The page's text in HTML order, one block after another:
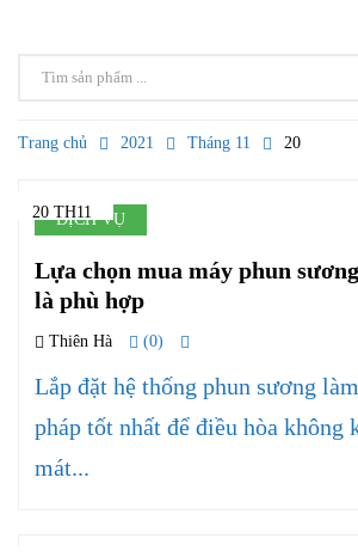
Trang chủ 2021 Tháng 11 20
20 TH11
DỊCH VỤ
Lựa chọn mua máy phun
là phù hợp
Thiên Hà (0)
Lắp đặt hệ thống phun sương
pháp tốt nhất để điều hòa không
mát...